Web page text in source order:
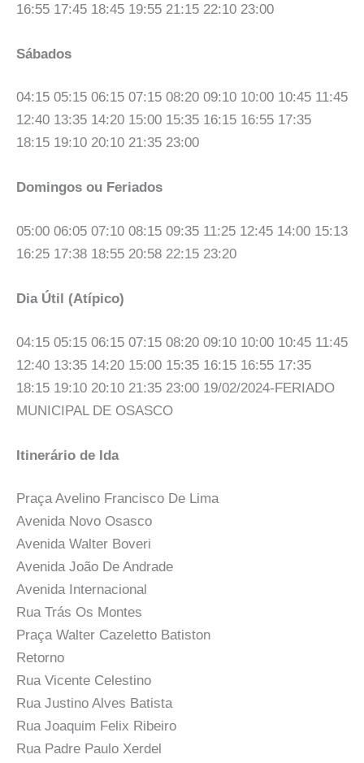
16:55 17:45 18:45 19:55 21:15 22:10 23:00
Sábados
04:15 05:15 06:15 07:15 08:20 09:10 10:00 10:45 11:45
12:40 13:35 14:20 15:00 15:35 16:15 16:55 17:35
18:15 19:10 20:10 21:35 23:00
Domingos ou Feriados
05:00 06:05 07:10 08:15 09:35 11:25 12:45 14:00 15:13
16:25 17:38 18:55 20:58 22:15 23:20
Dia Útil (Atípico)
04:15 05:15 06:15 07:15 08:20 09:10 10:00 10:45 11:45
12:40 13:35 14:20 15:00 15:35 16:15 16:55 17:35
18:15 19:10 20:10 21:35 23:00 19/02/2024-FERIADO
MUNICIPAL DE OSASCO
Itinerário de Ida
Praça Avelino Francisco De Lima
Avenida Novo Osasco
Avenida Walter Boveri
Avenida João De Andrade
Avenida Internacional
Rua Trás Os Montes
Praça Walter Cazeletto Batiston
Retorno
Rua Vicente Celestino
Rua Justino Alves Batista
Rua Joaquim Felix Ribeiro
Rua Padre Paulo Xerdel